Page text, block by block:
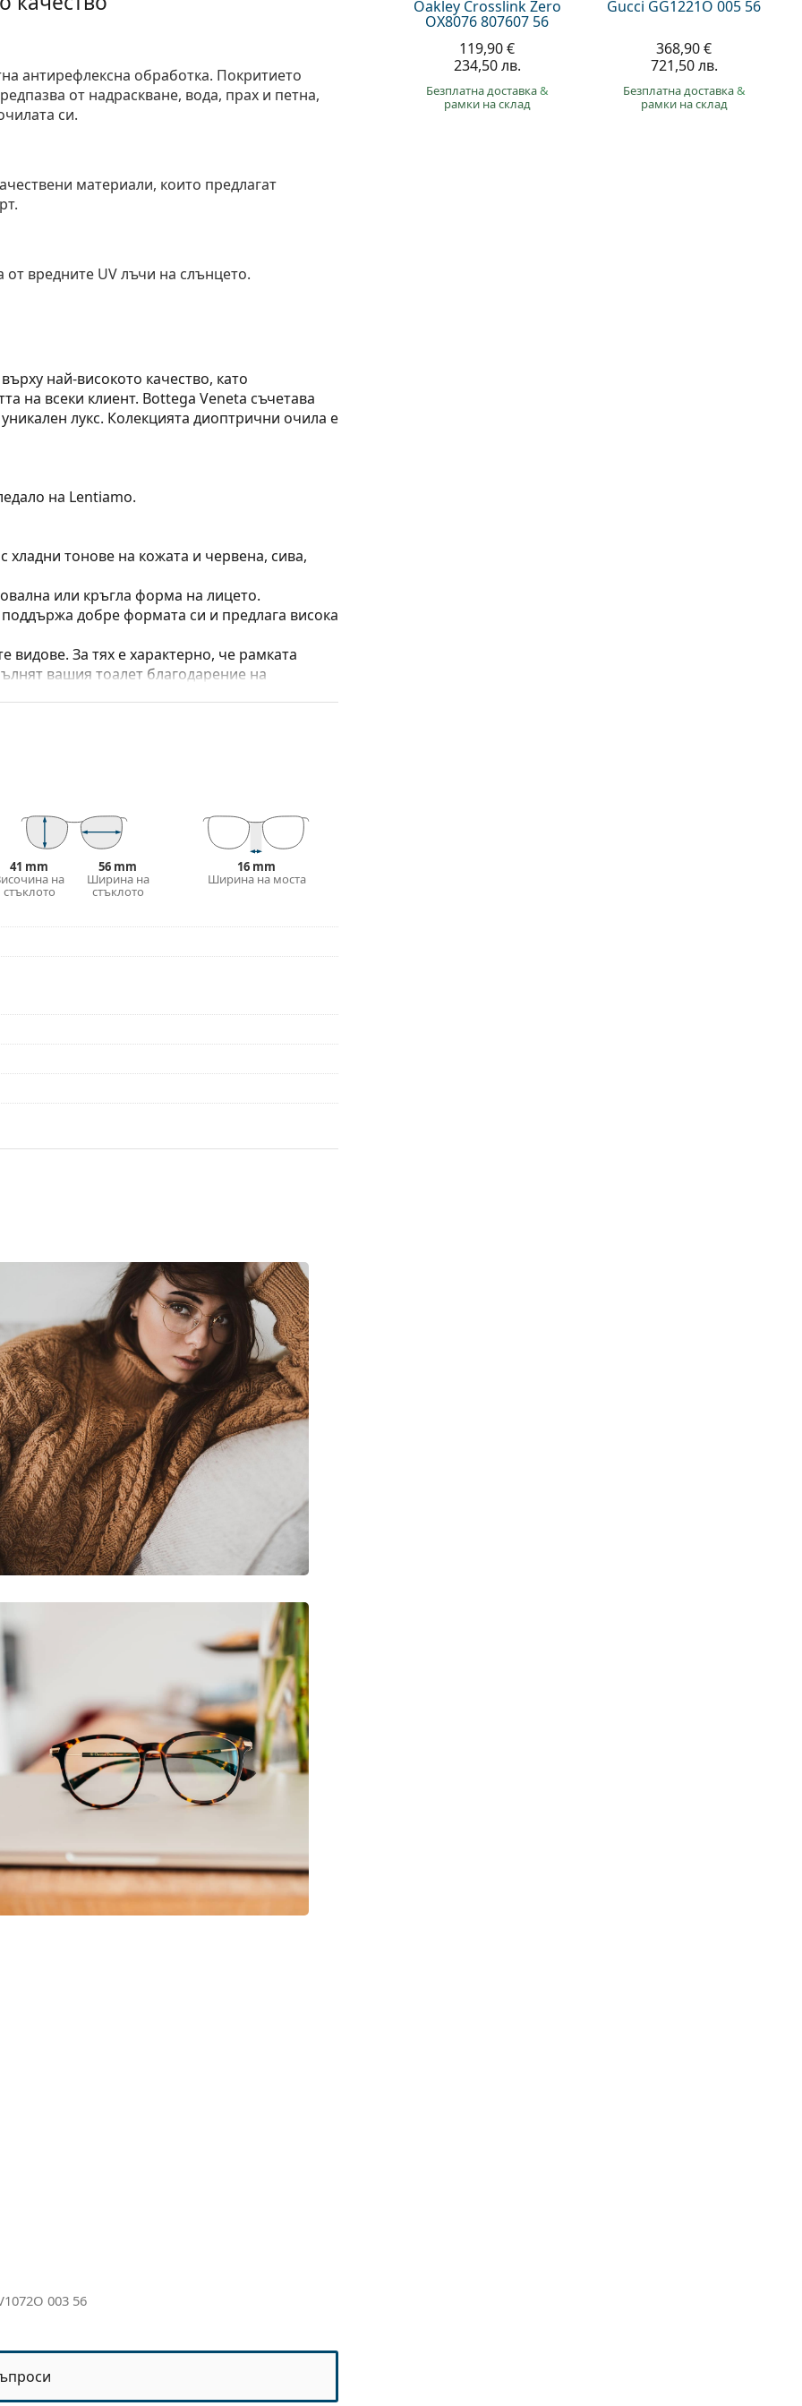
Oakley Crosslink Zero
OX8076 807607 56
119,90 €
234,50 лв.
Безплатна доставка&
рамки на склад
Gucci GG1221O 005 56
368,90 €
721,50 лв.
Безплатна доставка&
рамки на склад
антирефлексна обработка. Покритието
от надраскване, вода, прах и петна,
си.
материали, които предлагат
вредните UV лъчи на слънцето.
най-високото качество, като
на всеки клиент. Bottega Veneta съчетава
лукс. Колекцията диоптрични очила е
на Lentiamo.
хладни тонове на кожата и червена, сива,
или кръгла форма на лицето.
добре формата си и предлага висока
видове. За тях е характерно, че рамката
вашия тоалет благодарение на
мощност.
към формата на носа и по този начин
на подложките за нос винаги трябва да
повреда или счупване, причинени от
текстилна торбичка. Цветът на калъфа
за почистване и грижа за тях. Някои
вместо с кърпа.
модели или разгледайте нашето
преди употреба.
41 mm
на
стъклото
56 mm
Ширина на
стъклото
16 mm
Ширина на моста
003 56